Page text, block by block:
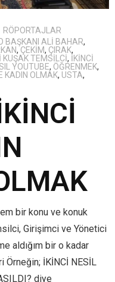
RÖPORTAJLAR
BAŞKANI ALI BAHAR,
, ÇEKIM, ÇIRAK,
KUŞAK TEMSILCI, IKINCI
YOUTUBE, ÖĞRENMEK,
KADIN OLMAK, USTA,
bir konu ve konuk
Girişimci ve Yönetici
aldığım bir o kadar
Örneğin; İKİNCİ NESİL
diye